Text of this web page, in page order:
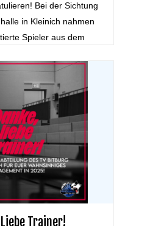
Bei der Sichtung
in Kleinich nahmen
Spieler aus dem
Trainer!